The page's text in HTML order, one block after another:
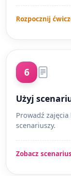
Rozpocznij
6
Użyj
Prowadź
scenariuszy.
Zobacz